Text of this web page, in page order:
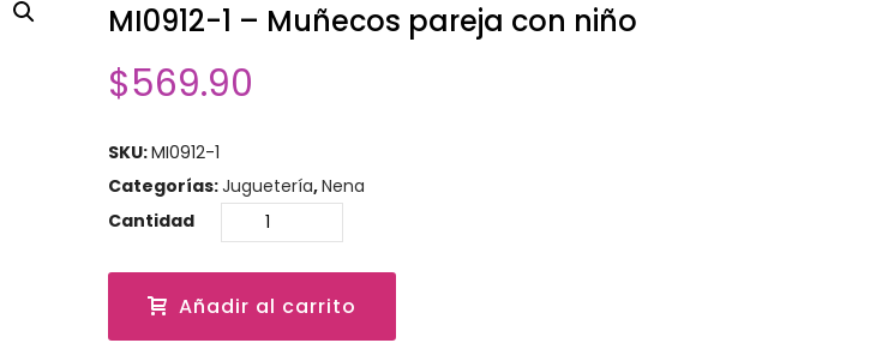
MI0912-1 – Muñecos pareja con niño
$569.90
SKU:MI0912-1
Categorías:Juguetería,Nena
Cantidad
Añadir al carrito